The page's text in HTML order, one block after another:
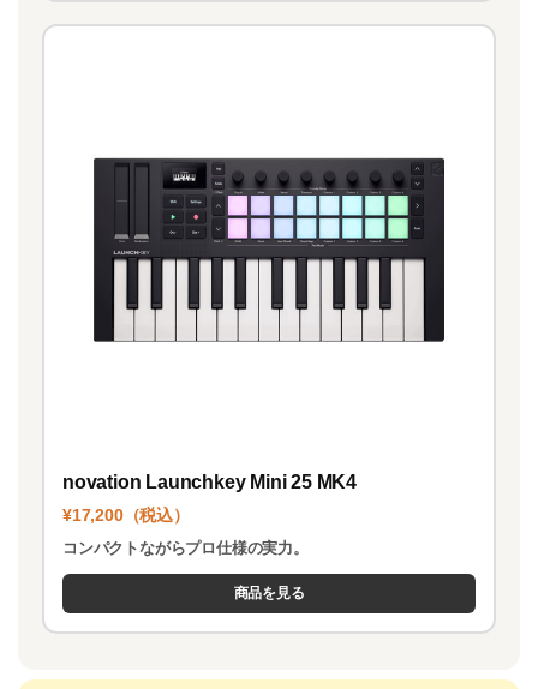
novation Launchkey Mini 25 MK4
¥17,200（税込）
コンパクトながらプロ仕様の実力。
商品を見る